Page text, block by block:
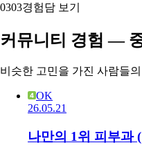
0303경험담 보기
커뮤니티 경험 —
비슷한 고민을 가진 사람들의
OK
26.05.21
나만의 1위 피부과